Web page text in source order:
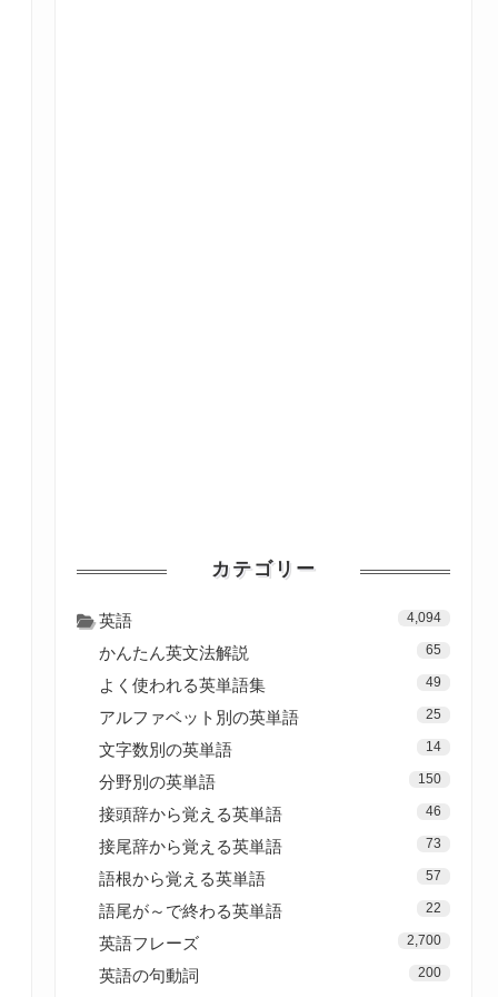
カテゴリー
英語 4,094
かんたん英文法解説 65
よく使われる英単語集 49
アルファベット別の英単語 25
文字数別の英単語 14
分野別の英単語 150
接頭辞から覚える英単語 46
接尾辞から覚える英単語 73
語根から覚える英単語 57
語尾が～で終わる英単語 22
英語フレーズ 2,700
英語の句動詞 200